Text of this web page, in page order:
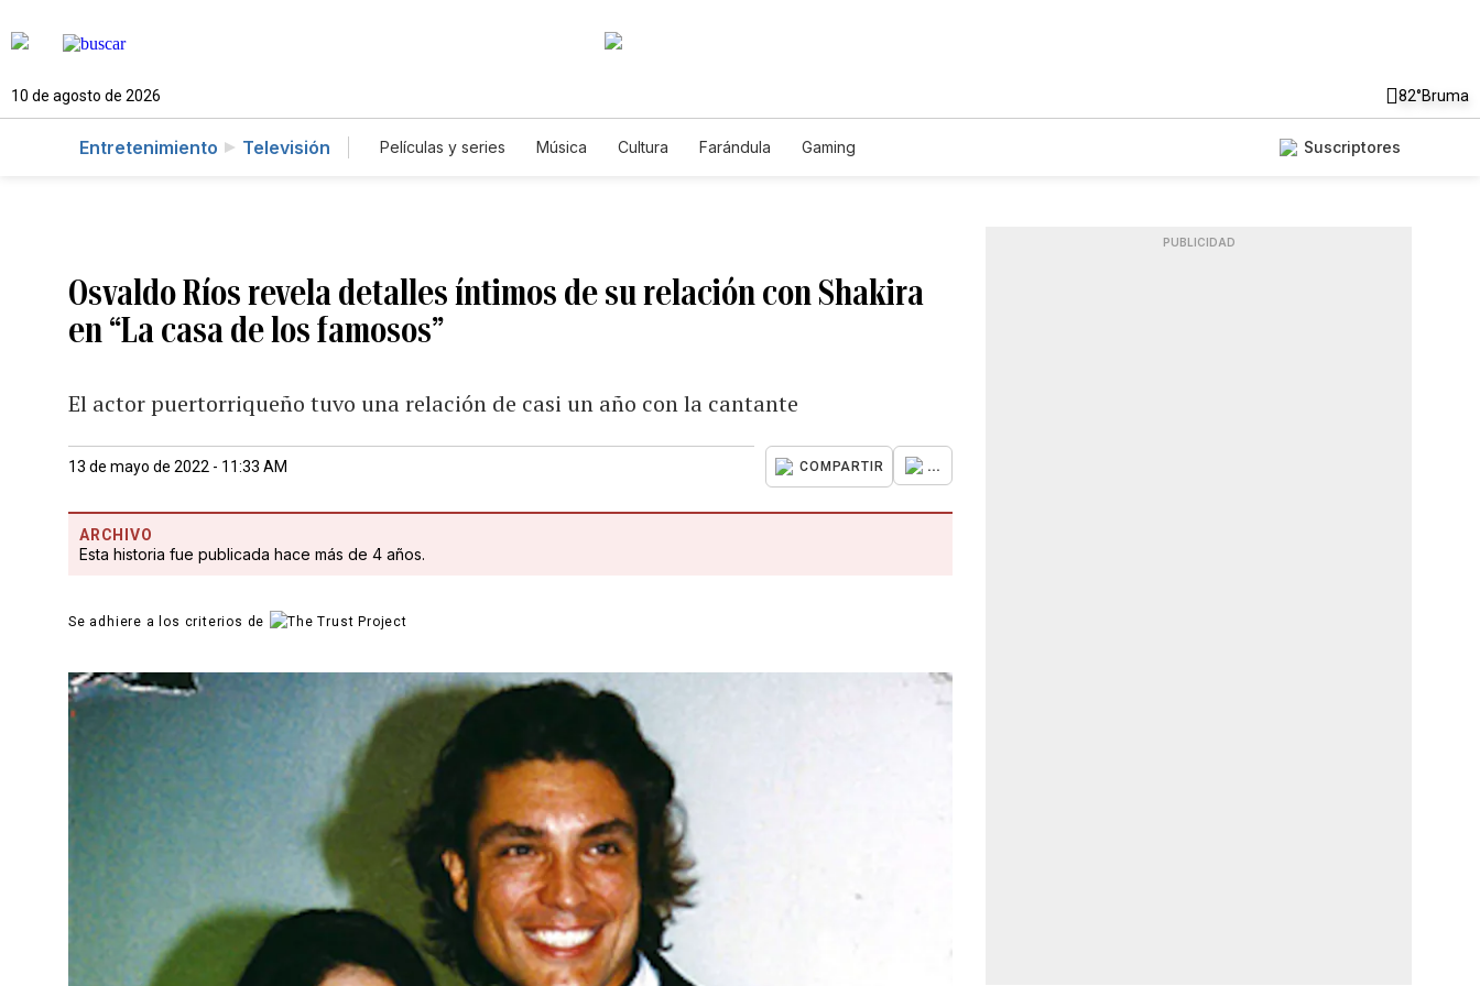
10 de agosto de 2026 82°Bruma
Entretenimiento Televisión Películas y series Música Cultura Farándula Gaming Suscriptores
Osvaldo Ríos revela detalles íntimos de su relación con Shakira
en “La casa de los famosos”
El actor puertorriqueño tuvo una relación de casi un año con la cantante
13 de mayo de 2022 - 11:33 AM COMPARTIR ...
ARCHIVO
Esta historia fue publicada hace más de 4 años.
Se adhiere a los criterios de
PUBLICIDAD